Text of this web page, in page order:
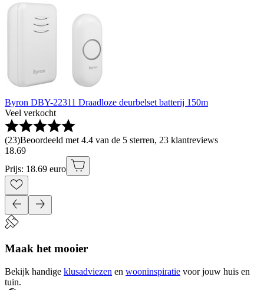
Byron DBY-22311 Draadloze deurbelset batterij 150m
Veel verkocht
(23)Beoordeeld met 4.4 van de 5 sterren, 23 klantreviews
18.69
Prijs: 18.69 euro
Maak het mooier
Bekijk handige klusadviezen en wooninspiratie voor jouw huis en
tuin.